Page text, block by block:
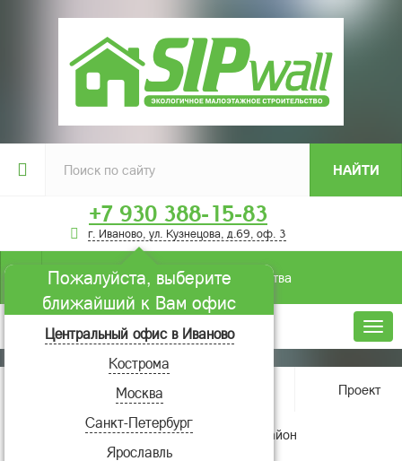
НАЙТИ
+7 930 388-15-83
г. Иваново, ул. Кузнецова, д.69, оф. 3
Пожалуйста, выберите
ближайший к Вам офис
Центральный офис в Иваново
Кострома
Москва
Санкт-Петербург
Ярославль
Условия строительства
Меню
О компании Проект
Открытый, Солнечногорский район